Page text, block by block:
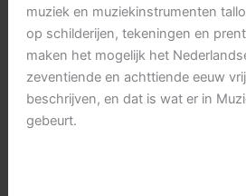
muziek en muziekinstrumenten
op schilderijen, tekeningen en
maken het mogelijk het
zeventiende en achttiende eeuw
beschrijven, en dat is wat er in
gebeurt.